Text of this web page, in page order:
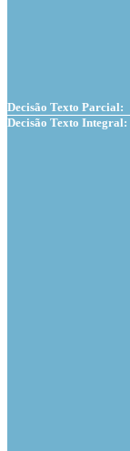
Decisão Texto Parcial:
Decisão Texto Integral: